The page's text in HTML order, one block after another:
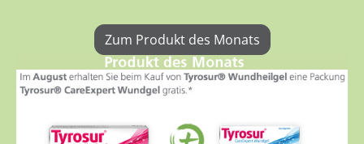
Zum Produkt des Monats